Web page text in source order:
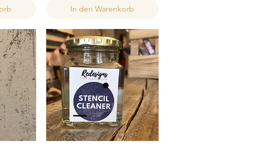
In den Warenkorb